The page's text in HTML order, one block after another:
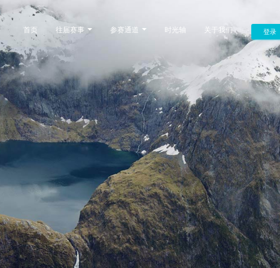
首页 往届赛事 参赛通道 时光轴 关于我们 登录